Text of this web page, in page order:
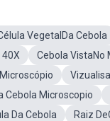
VegetalDa Cebola
Cebola VistaNo
Cebola Microscopio
Da Cebola
Raiz